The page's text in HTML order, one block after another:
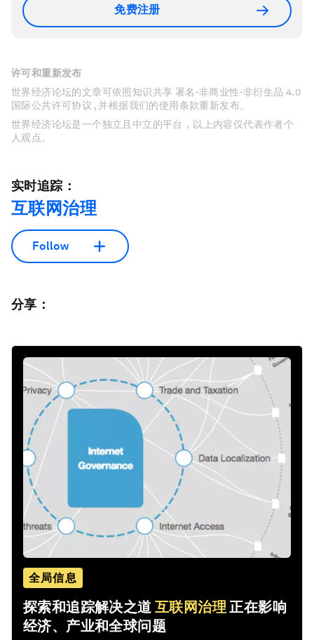
免费注册
许可和重新发布
世界经济论坛的文章可依照知识共享 署名-非商业性-非衍生品 4.0
国际公共许可协议 , 并根据我们的使用条款重新发布。
世界经济论坛是一个独立且中立的平台，以上内容仅代表作者个
人观点。
实时追踪：
互联网治理
Follow
分享：
全局信息
探索和追踪解决之道互联网治理 正在影响
经济、产业和全球问题